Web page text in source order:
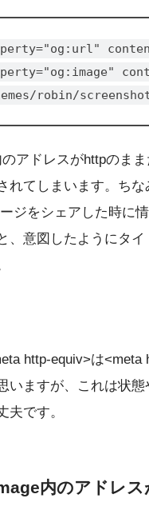
robin/
アドレスがhttpのま
れてしまいます。ちな
ジをシェアした時に
、意図したようにタ
http-equiv>は<meta
いますが、これは状
夫です。
内のアドレ